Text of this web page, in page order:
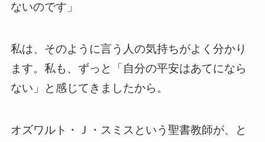
ないのです」
私は、そのように言う人の気持ちがよく分かり
ます。私も、ずっと「自分の平安はあてになら
ない」と感じてきましたから。
オズワルト・Ｊ・スミスという聖書教師が、と